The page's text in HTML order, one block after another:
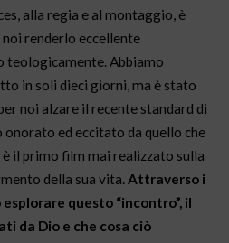
alla regia e al montaggio, è
renderlo eccellente
Abbiamo
in soli dieci giorni, ma è stato
noi alzare il recente standard di
ed eccitato da quello che
il primo film mai realizzato sulla
della sua vita.Attraverso i
questo “incontro”, il
da Dio e che cosa ciò